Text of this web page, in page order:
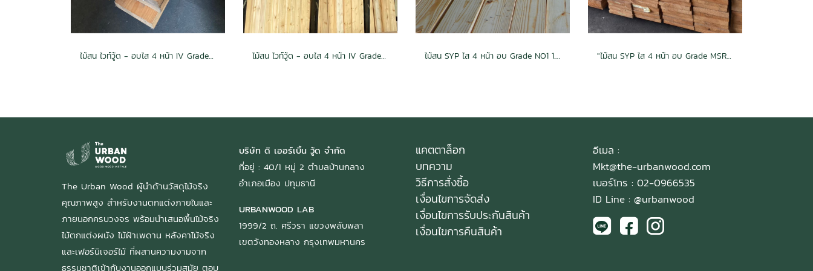
ไม้สน ไวท์วู้ด - อบไส 4 หน้า IV Grade (45mm x 195mm)2x8x3.0 ไม้สน ไวท์วู้ด - อบไส 4 หน้า IV Grade (20mmx95mm)1x4x2.4 ไม้สน SYP ไส 4 หน้า อบ Grade NO1 1.5x10x2.44 (38mm.x235mm.) "ไม้สน SYP ไส 4 หน้า อบ Grade MSR 1.5x12x3.05 (38mm.x286mm.)"
The Urban Wood ผู้นำด้านวัสดุไม้จริง
คุณภาพสูง สำหรับงานตกแต่งภายในและ
ภายนอกครบวงจร พร้อมนำเสนอพื้นไม้จริง
ไม้ตกแต่งผนัง ไม้ฝ้าเพดาน หลังคาไม้จริง
และเฟอร์นิเจอร์ไม้ ที่ผสานความงามจาก
ธรรมชาติเข้ากับงานออกแบบร่วมสมัย ตอบ
บริษัท ดิ เออร์เบิ้น วู้ด จำกัด
ที่อยู่ : 40/1 หมู่ 2 ตำบลบ้านกลาง
อำเภอเมือง ปทุมธานี
URBANWOOD LAB
1999/2 ถ. ศรีวรา แขวงพลับพลา
เขตวังทองหลาง กรุงเทพมหานคร
แคตตาล็อก
บทความ
วิธีการสั่งซื้อ
เงื่อนไขการจัดส่ง
เงื่อนไขการรับประกันสินค้า
เงื่อนไขการคืนสินค้า
อีเมล :
Mkt@the-urbanwood.com
เบอร์โทร : 02-0966535
ID Line : @urbanwood